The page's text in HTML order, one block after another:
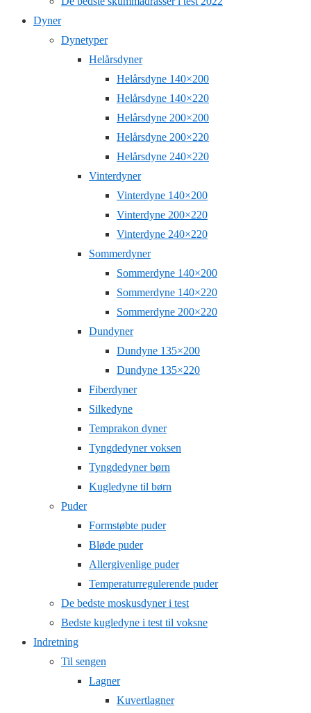
Dyner
Dynetyper
Helårsdyner
Helårsdyne 140×200
Helårsdyne 140×220
Helårsdyne 200×200
Helårsdyne 200×220
Helårsdyne 240×220
Vinterdyner
Vinterdyne 140×200
Vinterdyne 200×220
Vinterdyne 240×220
Sommerdyner
Sommerdyne 140×200
Sommerdyne 140×220
Sommerdyne 200×220
Dundyner
Dundyne 135×200
Dundyne 135×220
Fiberdyner
Silkedyne
Temprakon dyner
Tyngdedyner voksen
Tyngdedyner børn
Kugledyne til børn
Puder
Formstøbte puder
Bløde puder
Allergivenlige puder
Temperaturregulerende puder
De bedste moskusdyner i test
Bedste kugledyne i test til voksne
Indretning
Til sengen
Lagner
Kuvertlagner